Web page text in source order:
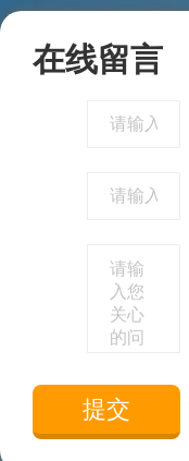
在线留言